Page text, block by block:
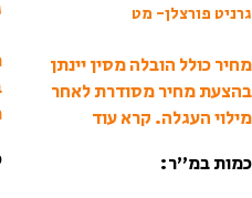
גרניט פורצלן- מט
מחיר כולל הובלה מסין יינתן
בהצעת מחיר מסודרת לאחר
מילוי העגלה. קרא עוד
כמות במ”ר: